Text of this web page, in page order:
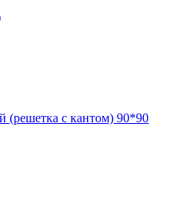
(решетка с кантом) 90*90